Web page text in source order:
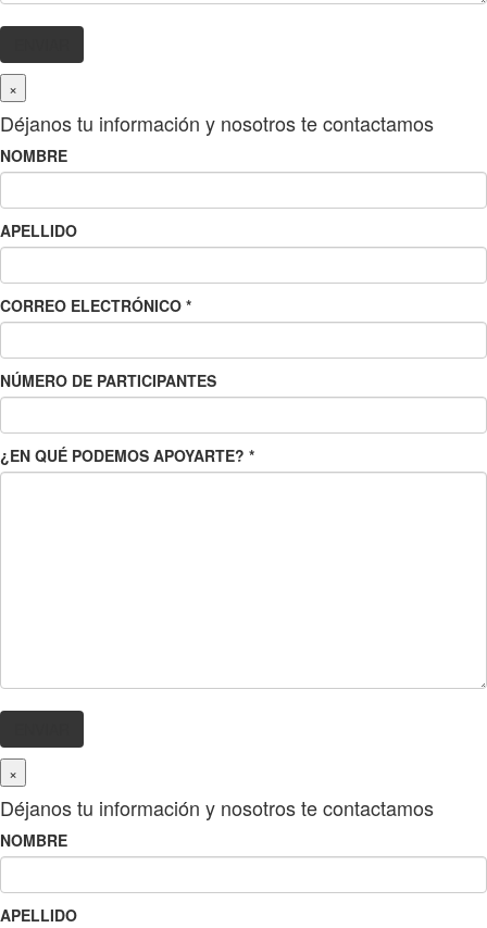
×
Déjanos tu información y nosotros te contactamos
NOMBRE
APELLIDO
CORREO ELECTRÓNICO *
NÚMERO DE PARTICIPANTES
¿EN QUÉ PODEMOS APOYARTE? *
×
Déjanos tu información y nosotros te contactamos
NOMBRE
APELLIDO